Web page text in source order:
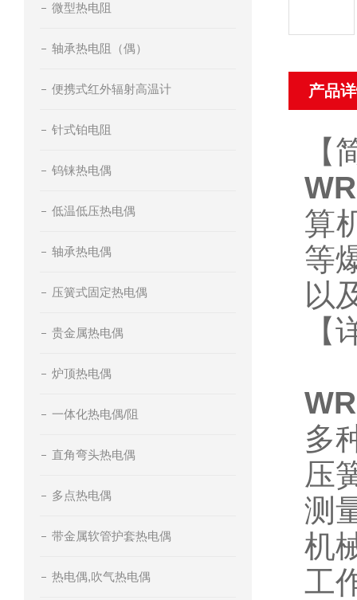
微型热电阻
轴承热电阻（偶）
便携式红外辐射高温计
针式铂电阻
钨铼热电偶
低温低压热电偶
轴承热电偶
压簧式固定热电偶
贵金属热电偶
炉顶热电偶
一体化热电偶/阻
直角弯头热电偶
多点热电偶
带金属软管护套热电偶
热电偶,吹气热电偶
产品
【
算
等
以
【
多
压
测
机
工